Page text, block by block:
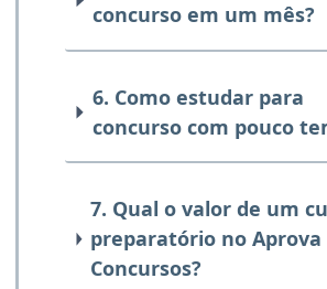
concurso em um mês?
6. Como estudar para
concurso com pouco
7. Qual o valor de um
preparatório no Aprova
Concursos?